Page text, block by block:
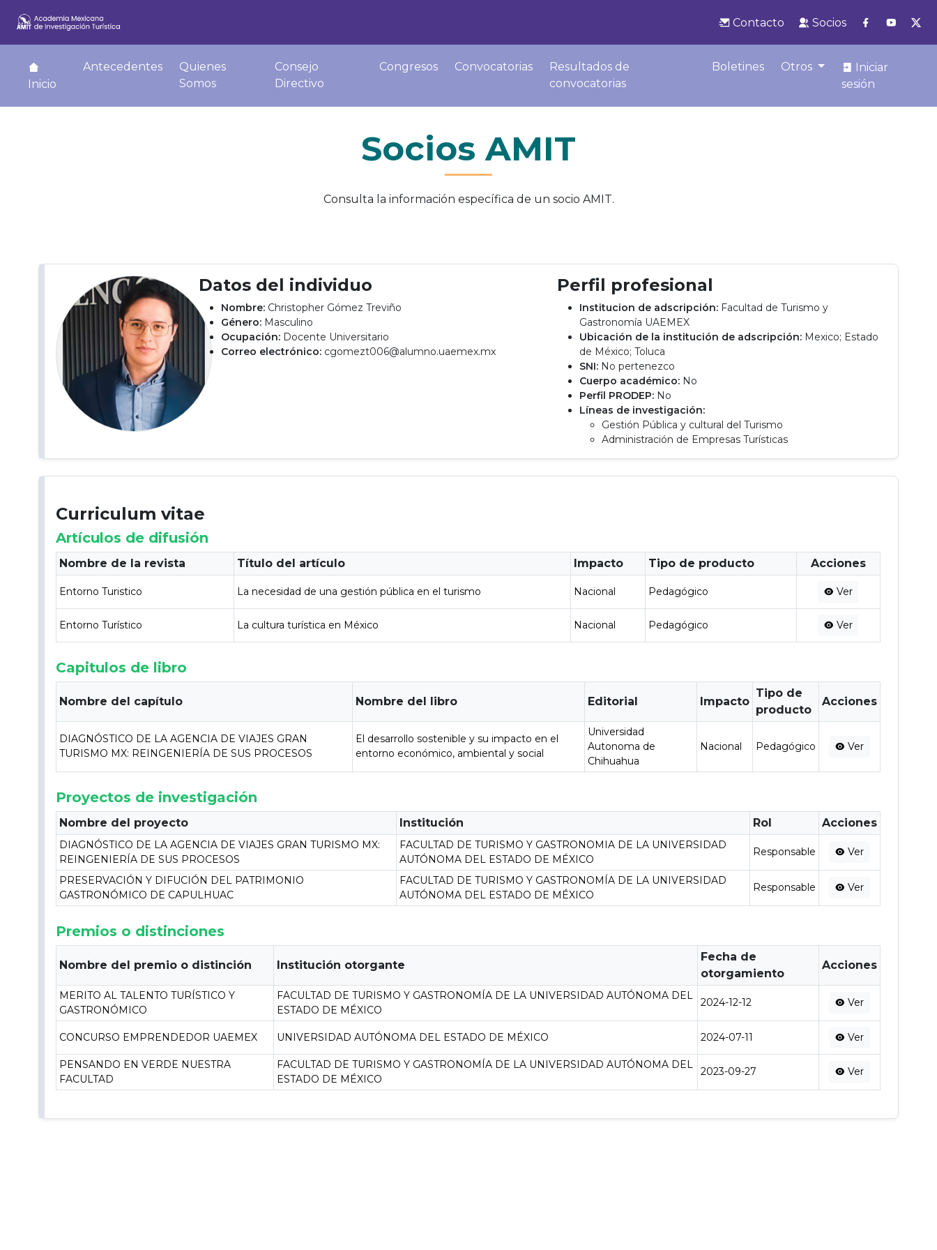
Contacto Socios
Inicio
Antecedentes
Quienes
Somos
Consejo
Directivo
Congresos Convocatorias
Resultados de
convocatorias
Boletines Otros
Iniciar
sesión
Socios AMIT
Consulta la información específica de un socio AMIT.
Datos del individuo
Nombre: Christopher Gómez Treviño
Género: Masculino
Ocupación: Docente Universitario
Correo electrónico: cgomezt006@alumno.uaemex.mx
Perfil profesional
Institucion de adscripción:Facultad de Turismo y
Gastronomía UAEMEX
Ubicación de la institución de adscripción:Mexico; Estado
de México; Toluca
SNI:No pertenezco
Cuerpo académico:No
Perfil PRODEP:No
Líneas de investigación:
Gestión Pública y cultural del Turismo
Administración de Empresas Turísticas
Curriculum vitae
Artículos de difusión
Nombre de la revista Título del artículo Impacto Tipo de producto Acciones
Entorno Turistico La necesidad de una gestión pública en el turismo Nacional Pedagógico Ver
Entorno Turístico La cultura turística en México Nacional Pedagógico Ver
Capitulos de libro
Nombre del capítulo Nombre del libro Editorial Impacto
Tipo de
producto
Acciones
DIAGNÓSTICO DE LA AGENCIA DE VIAJES GRAN
TURISMO MX: REINGENIERÍA DE SUS PROCESOS
El desarrollo sostenible y su impacto en el
entorno económico, ambiental y social
Universidad
Autonoma de
Chihuahua
Nacional Pedagógico Ver
Proyectos de investigación
Nombre del proyecto Institución Rol Acciones
DIAGNÓSTICO DE LA AGENCIA DE VIAJES GRAN TURISMO MX:
REINGENIERÍA DE SUS PROCESOS
FACULTAD DE TURISMO Y GASTRONOMIA DE LA UNIVERSIDAD
AUTÓNOMA DEL ESTADO DE MÉXICO
Responsable Ver
PRESERVACIÓN Y DIFUCIÓN DEL PATRIMONIO
GASTRONÓMICO DE CAPULHUAC
FACULTAD DE TURISMO Y GASTRONOMÍA DE LA UNIVERSIDAD
AUTÓNOMA DEL ESTADO DE MÉXICO
Responsable Ver
Premios o distinciones
Nombre del premio o distinción Institución otorgante
Fecha de
otorgamiento
Acciones
MERITO AL TALENTO TURÍSTICO Y
GASTRONÓMICO
FACULTAD DE TURISMO Y GASTRONOMÍA DE LA UNIVERSIDAD AUTÓNOMA DEL
ESTADO DE MÉXICO
2024-12-12 Ver
CONCURSO EMPRENDEDOR UAEMEX UNIVERSIDAD AUTÓNOMA DEL ESTADO DE MÉXICO 2024-07-11 Ver
PENSANDO EN VERDE NUESTRA
FACULTAD
FACULTAD DE TURISMO Y GASTRONOMÍA DE LA UNIVERSIDAD AUTÓNOMA DEL
ESTADO DE MÉXICO
2023-09-27 Ver